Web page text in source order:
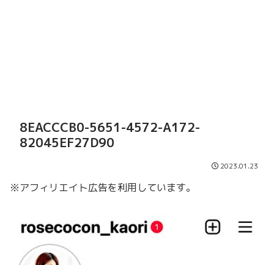
8EACCCB0-5651-4572-A172-
82045EF27D90
2023.01.23
※アフィリエイト広告を利用しています。